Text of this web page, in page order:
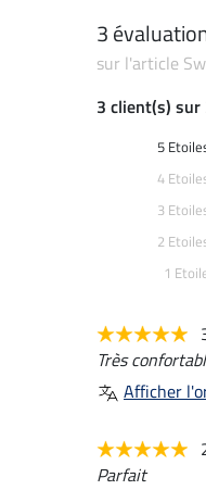
3
sur l'article
3 client(s)
5
4
3
2
1
Très
Afficher
Parfait